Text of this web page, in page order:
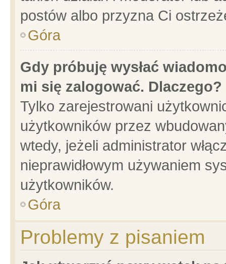
postów albo przyzna Ci
Góra
Gdy próbuję wysłać
mi się zalogować. Dlaczego?
Tylko zarejestrowani
użytkowników przez
wtedy, jeżeli administrator
nieprawidłowym używaniem
użytkowników.
Góra
Problemy z pisaniem